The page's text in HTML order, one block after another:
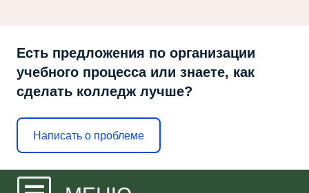
Есть предложения по организации
учебного процесса или знаете, как
сделать колледж лучше?
Написать о проблеме